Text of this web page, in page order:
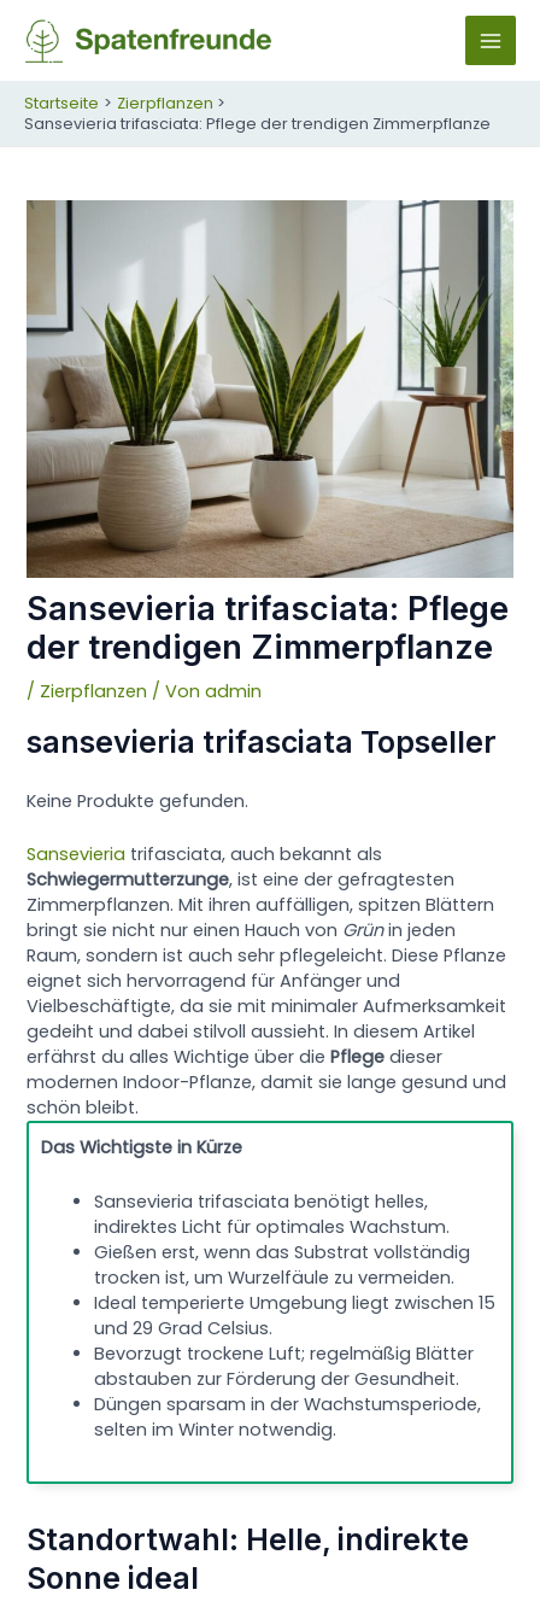
Inhalt
springen
M
N
E
U
Startseite
Zierpflanzen
Sansevieria trifasciata: Pflege der trendigen Zimmerpflanze
Sansevieria trifasciata: Pflege
der trendigen Zimmerpflanze
/ Zierpflanzen / Vonadmin
sansevieria trifasciata Topseller
Keine Produkte gefunden.
Sansevieria trifasciata, auch bekannt als
Schwiegermutterzunge, ist eine der gefragtesten
Zimmerpflanzen. Mit ihren auffälligen, spitzen Blättern
bringt sie nicht nur einen Hauch von Grünin jeden
Raum, sondern ist auch sehr pflegeleicht. Diese Pflanze
eignet sich hervorragend für Anfänger und
Vielbeschäftigte, da sie mit minimaler Aufmerksamkeit
gedeiht und dabei stilvoll aussieht. In diesem Artikel
erfährst du alles Wichtige über diePflege dieser
modernen Indoor-Pflanze, damit sie lange gesund und
schön bleibt.
Das Wichtigste in Kürze
Sansevieria trifasciata benötigt helles,
indirektes Licht für optimales Wachstum.
Gießen erst, wenn das Substrat vollständig
trocken ist, um Wurzelfäule zu vermeiden.
Ideal temperierte Umgebung liegt zwischen 15
und 29 Grad Celsius.
Bevorzugt trockene Luft; regelmäßig Blätter
abstauben zur Förderung der Gesundheit.
Düngen sparsam in der Wachstumsperiode,
selten im Winter notwendig.
Standortwahl: Helle, indirekte
Sonne ideal